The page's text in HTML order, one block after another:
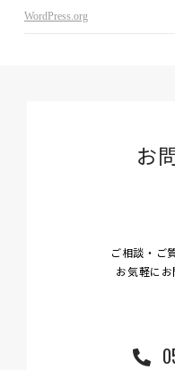
WordPress.org
お
ご相談・ご
お気軽にお